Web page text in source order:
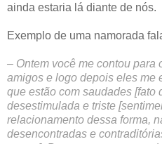
ainda estaria lá diante de nós.
Exemplo de uma namorada
– Ontem você me contou para
amigos e logo depois eles me
que estão com saudades [fato
desestimulada e triste
relacionamento dessa forma,
desencontradas e